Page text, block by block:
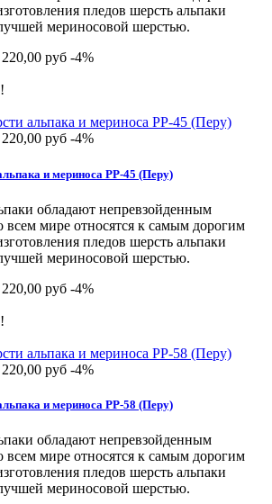
пледов шерсть альпаки
мериносовой шерстью.
220,00 руб -4%
220,00 руб -4%
и мериноса РР-45 (Перу)
обладают непревзойденным
всем мире относятся к самым дорогим
пледов шерсть альпаки
мериносовой шерстью.
220,00 руб -4%
220,00 руб -4%
и мериноса РР-58 (Перу)
обладают непревзойденным
всем мире относятся к самым дорогим
пледов шерсть альпаки
мериносовой шерстью.